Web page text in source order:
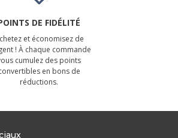
DE FIDÉLITÉ
et économisez de
! À chaque commande
cumulez des points
en bons de
réductions.